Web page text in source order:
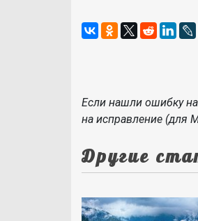
Если нашли ошибку на
на исправление (для
Другие